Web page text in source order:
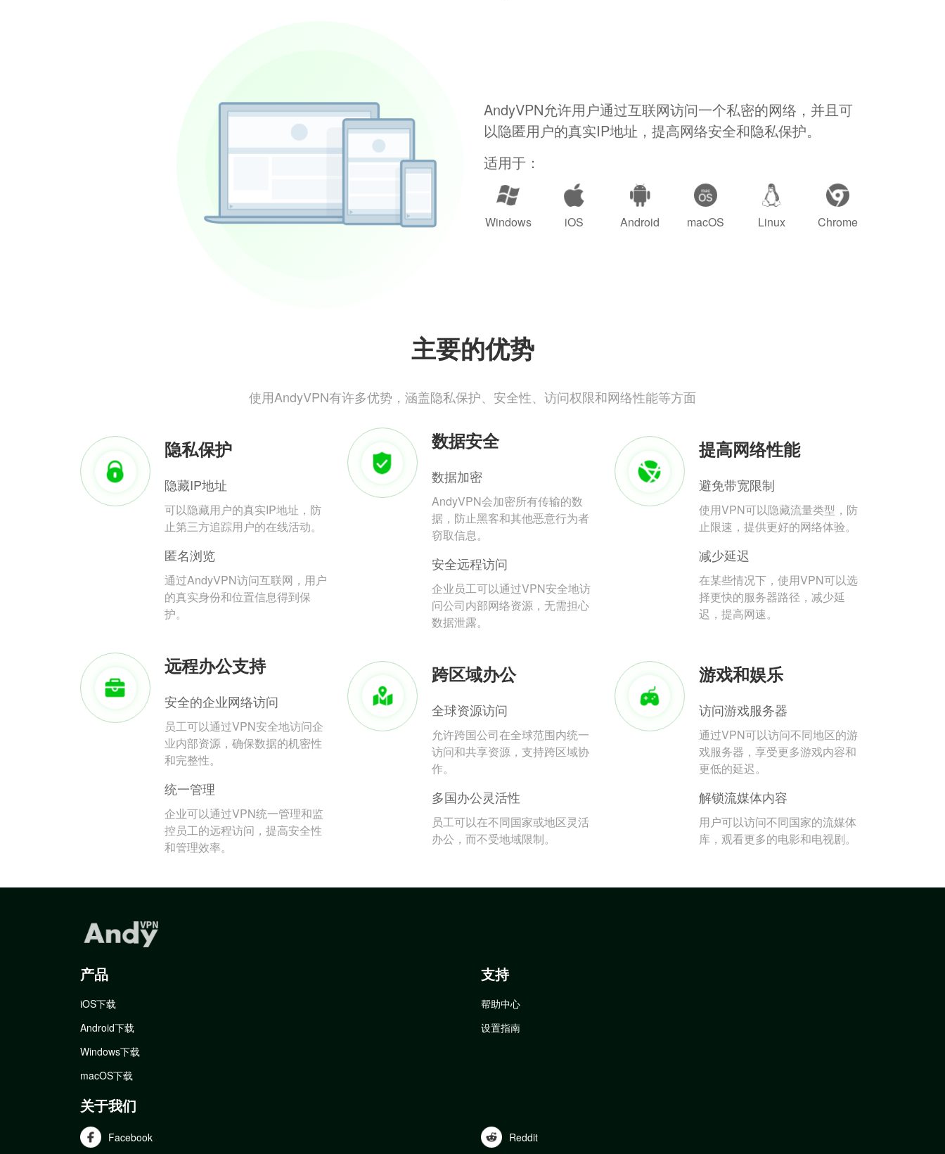
AndyVPN允许用户通过互联网访问一个私密的网络，并且可
以隐匿用户的真实IP地址，提高网络安全和隐私保护。
适用于：
Windows iOS Android macOS Linux Chrome
主要的优势
使用AndyVPN有许多优势，涵盖隐私保护、安全性、访问权限和网络性能等方面
隐私保护
隐藏IP地址
可以隐藏用户的真实IP地址，防
止第三方追踪用户的在线活动。
匿名浏览
通过AndyVPN访问互联网，用户
的真实身份和位置信息得到保
护。
数据安全
数据加密
AndyVPN会加密所有传输的数
据，防止黑客和其他恶意行为者
窃取信息。
安全远程访问
企业员工可以通过VPN安全地访
问公司内部网络资源，无需担心
数据泄露。
提高网络性能
避免带宽限制
使用VPN可以隐藏流量类型，防
止限速，提供更好的网络体验。
减少延迟
在某些情况下，使用VPN可以选
择更快的服务器路径，减少延
迟，提高网速。
远程办公支持
安全的企业网络访问
员工可以通过VPN安全地访问企
业内部资源，确保数据的机密性
和完整性。
统一管理
企业可以通过VPN统一管理和监
控员工的远程访问，提高安全性
和管理效率。
跨区域办公
全球资源访问
允许跨国公司在全球范围内统一
访问和共享资源，支持跨区域协
作。
多国办公灵活性
员工可以在不同国家或地区灵活
办公，而不受地域限制。
游戏和娱乐
访问游戏服务器
通过VPN可以访问不同地区的游
戏服务器，享受更多游戏内容和
更低的延迟。
解锁流媒体内容
用户可以访问不同国家的流媒体
库，观看更多的电影和电视剧。
产品
iOS下载
Android下载
Windows下载
macOS下载
支持
帮助中心
设置指南
关于我们
Facebook Reddit